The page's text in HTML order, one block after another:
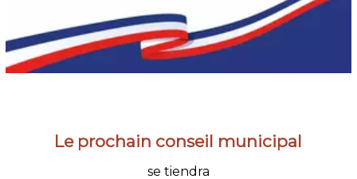
Le prochain conseil municipal
se tiendra